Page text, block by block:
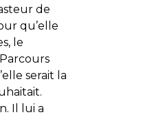
de
qu’elle
le
serait la
Il lui a